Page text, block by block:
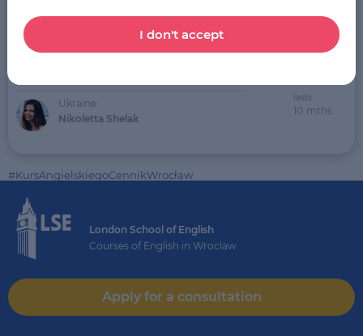
Pre-School 2
Ukraine
Nikoletta Shelak
per 4 weeks
lasts
10 mths
#KursAngielskiegoCennikWrocław
London School of English
Courses of English in Wroclaw
Apply for a consultation
I don't accept